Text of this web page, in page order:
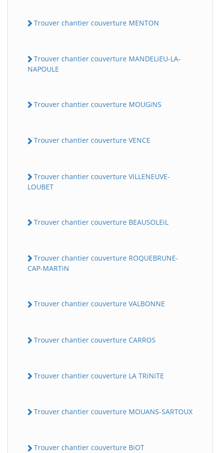
Trouver chantier couverture MENTON
Trouver chantier couverture MANDELiEU-LA-
NAPOULE
Trouver chantier couverture MOUGiNS
Trouver chantier couverture VENCE
Trouver chantier couverture ViLLENEUVE-
LOUBET
Trouver chantier couverture BEAUSOLEiL
Trouver chantier couverture ROQUEBRUNE-
CAP-MARTiN
Trouver chantier couverture VALBONNE
Trouver chantier couverture CARROS
Trouver chantier couverture LA TRiNiTE
Trouver chantier couverture MOUANS-SARTOUX
Trouver chantier couverture BiOT